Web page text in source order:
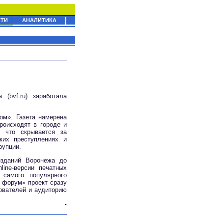
АНАЛИТИКА
заработала
Газета намерена
в городе и
что скрывается за
преступлениях и
Воронежа до
версии печатных
популярного
форум» проект сразу
и аудиторию
-